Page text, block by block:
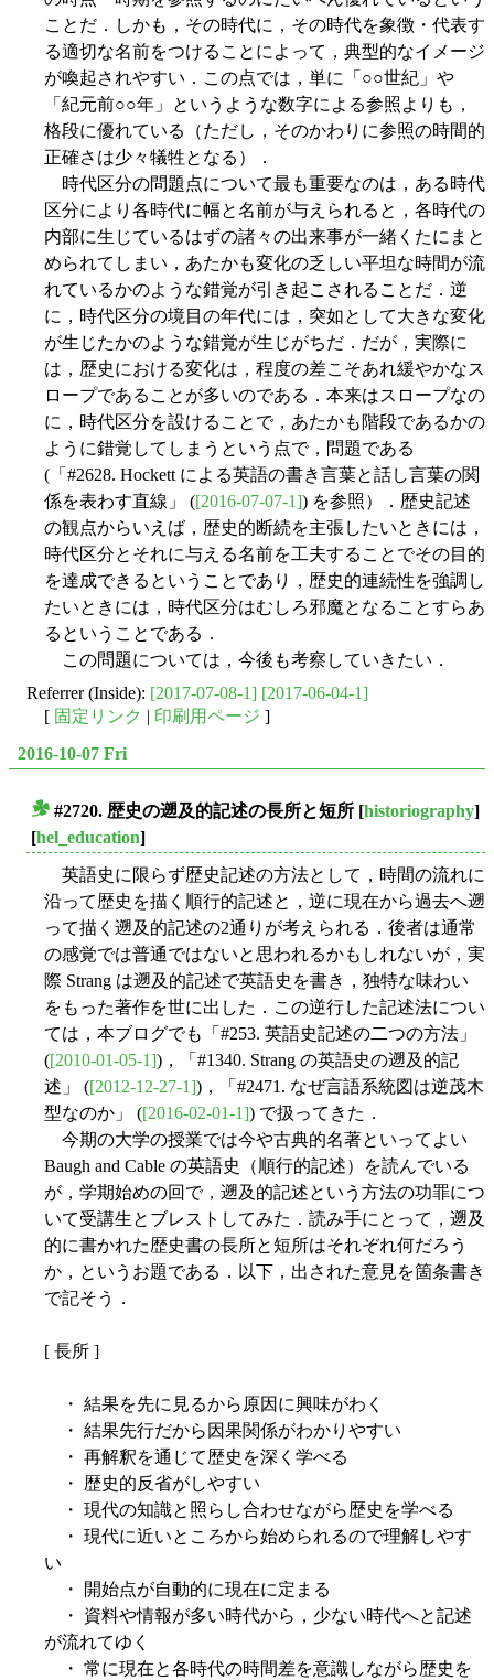
ことだ．しかも，その時代に，その時代を象徴・代表す
る適切な名前をつけることによって，典型的なイメージ
が喚起されやすい．この点では，単に「○○世紀」や
「紀元前○○年」というような数字による参照よりも，
格段に優れている（ただし，そのかわりに参照の時間的
正確さは少々犠牲となる）．
時代区分の問題点について最も重要なのは，ある時代
区分により各時代に幅と名前が与えられると，各時代の
内部に生じているはずの諸々の出来事が一緒くたにまと
められてしまい，あたかも変化の乏しい平坦な時間が流
れているかのような錯覚が引き起こされることだ．逆
に，時代区分の境目の年代には，突如として大きな変化
が生じたかのような錯覚が生じがちだ．だが，実際に
は，歴史における変化は，程度の差こそあれ緩やかなス
ロープであることが多いのである．本来はスロープなの
に，時代区分を設けることで，あたかも階段であるかの
ように錯覚してしまうという点で，問題である
(「#2628. Hockett による英語の書き言葉と話し言葉の関
係を表わす直線」 ([2016-07-07-1]) を参照）．歴史記述
の観点からいえば，歴史的断続を主張したいときには，
時代区分とそれに与える名前を工夫することでその目的
を達成できるということであり，歴史的連続性を強調し
たいときには，時代区分はむしろ邪魔となることすらあ
るということである．
この問題については，今後も考察していきたい．
Referrer (Inside): [2017-07-08-1] [2017-06-04-1]
[ 固定リンク | 印刷用ページ ]
2016-10-07 Fri
#2720. 歴史の遡及的記述の長所と短所 [historiography]
[hel_education]
英語史に限らず歴史記述の方法として，時間の流れに
沿って歴史を描く順行的記述と，逆に現在から過去へ遡
って描く遡及的記述の2通りが考えられる．後者は通常
の感覚では普通ではないと思われるかもしれないが，実
際 Strang は遡及的記述で英語史を書き，独特な味わい
をもった著作を世に出した．この逆行した記述法につい
ては，本ブログでも「#253. 英語史記述の二つの方法」
([2010-01-05-1])，「#1340. Strang の英語史の遡及的記
述」 ([2012-12-27-1])，「#2471. なぜ言語系統図は逆茂木
型なのか」 ([2016-02-01-1]) で扱ってきた．
今期の大学の授業では今や古典的名著といってよい
Baugh and Cable の英語史（順行的記述）を読んでいる
が，学期始めの回で，遡及的記述という方法の功罪につ
いて受講生とブレストしてみた．読み手にとって，遡及
的に書かれた歴史書の長所と短所はそれぞれ何だろう
か，というお題である．以下，出された意見を箇条書き
で記そう．
[ 長所 ]
・ 結果を先に見るから原因に興味がわく
・ 結果先行だから因果関係がわかりやすい
・ 再解釈を通じて歴史を深く学べる
・ 歴史的反省がしやすい
・ 現代の知識と照らし合わせながら歴史を学べる
・ 現代に近いところから始められるので理解しやす
い
・ 開始点が自動的に現在に定まる
・ 資料や情報が多い時代から，少ない時代へと記述
が流れてゆく
・ 常に現在と各時代の時間差を意識しながら歴史を